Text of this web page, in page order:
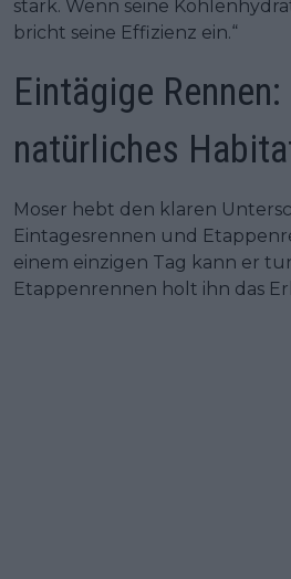
stark. Wenn seine
bricht seine Effizienz ein.“
Eintägige
natürliches
Moser hebt den klaren
Eintagesrennen und
einem einzigen Tag kann er
Etappenrennen holt ihn das